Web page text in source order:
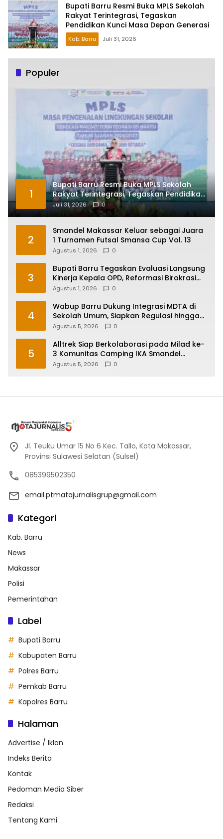
Bupati Barru Resmi Buka MPLS Sekolah
Rakyat Terintegrasi, Tegaskan
Pendidikan Kunci Masa Depan Generasi
Kab. Barru Juli 31, 2026
Populer
1
Bupati Barru Resmi Buka MPLS Sekolah
Rakyat Terintegrasi, Tegaskan Pendidikan
Kunci Masa Depan Generasi
Juli 31, 2026 0
2
Smandel Makassar Keluar sebagai Juara
1 Turnamen Futsal Smansa Cup Vol. 13
Agustus 1, 2026 0
3
Bupati Barru Tegaskan Evaluasi Langsung
Kinerja Kepala OPD, Reformasi Birokrasi
Jadi Prioritas
Agustus 1, 2026 0
4
Wabup Barru Dukung Integrasi MDTA di
Sekolah Umum, Siapkan Regulasi hingga
Tim Khusus
Agustus 5, 2026 0
5
Alltrek Siap Berkolaborasi pada Milad ke-
3 Komunitas Camping IKA Smandel
Makassar di Malino
Agustus 5, 2026 0
Jl. Teuku Umar 15 No 6 Kec. Tallo, Kota Makassar,
Provinsi Sulawesi Selatan (Sulsel)
085399502350
email.ptmatajurnalisgrup@gmail.com
Kategori
Kab. Barru
News
Makassar
Polisi
Pemerintahan
Label
Bupati Barru
Kabupaten Barru
Polres Barru
Pemkab Barru
Kapolres Barru
Halaman
Advertise / Iklan
Indeks Berita
Kontak
Pedoman Media Siber
Redaksi
Tentang Kami